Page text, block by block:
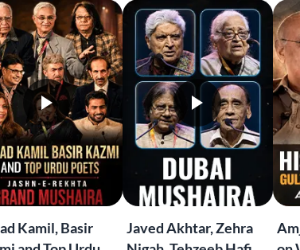
Kamil, Basir
Javed Akhtar, Zehra